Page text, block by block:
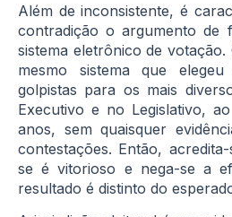
Além de inconsistente, é
contradição o argumento de
sistema eletrônico de
mesmo sistema que
golpistas para os mais
Executivo e no Legislativo,
anos, sem quaisquer
contestações. Então,
se é vitorioso e nega-se a
resultado é distinto do